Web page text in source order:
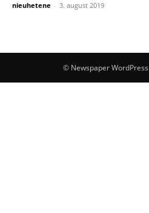
nieuhetene - 3. august 2019
© Newspaper